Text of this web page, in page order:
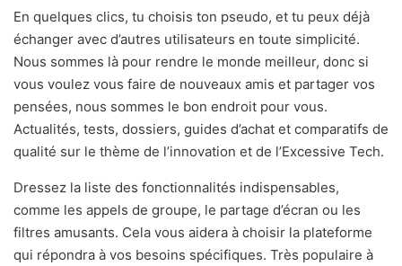
En quelques clics, tu choisis ton pseudo, et tu peux déjà
échanger avec d’autres utilisateurs en toute simplicité.
Nous sommes là pour rendre le monde meilleur, donc si
vous voulez vous faire de nouveaux amis et partager vos
pensées, nous sommes le bon endroit pour vous.
Actualités, tests, dossiers, guides d’achat et comparatifs de
qualité sur le thème de l’innovation et de l’Excessive Tech.
Dressez la liste des fonctionnalités indispensables,
comme les appels de groupe, le partage d’écran ou les
filtres amusants. Cela vous aidera à choisir la plateforme
qui répondra à vos besoins spécifiques. Très populaire à